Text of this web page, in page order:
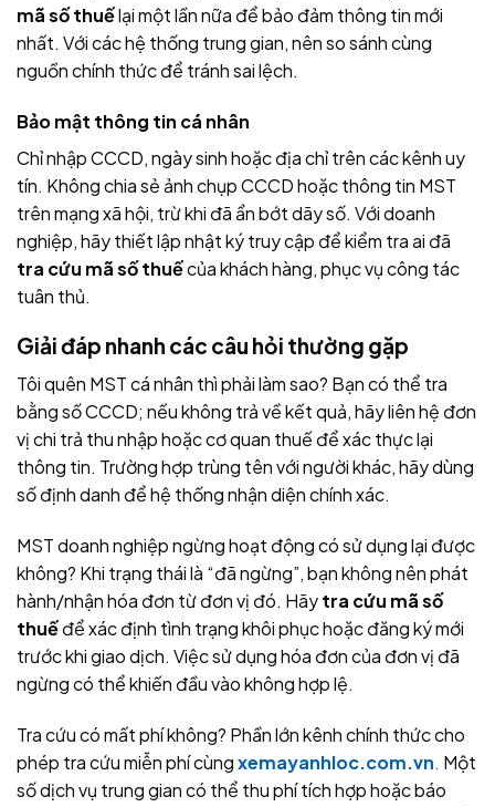
mã số thuếlại một lần nữa để bảo đảm thông tin mới
nhất. Với các hệ thống trung gian, nên so sánh cùng
nguồn chính thức để tránh sai lệch.
Bảo mật thông tin cá nhân
Chỉ nhập CCCD, ngày sinh hoặc địa chỉ trên các kênh uy
tín. Không chia sẻ ảnh chụp CCCD hoặc thông tin MST
trên mạng xã hội, trừ khi đã ẩn bớt dãy số. Với doanh
nghiệp, hãy thiết lập nhật ký truy cập để kiểm tra ai đã
tra cứu mã số thuếcủa khách hàng, phục vụ công tác
tuân thủ.
Giải đáp nhanh các câu hỏi thường gặp
Tôi quên MST cá nhân thì phải làm sao? Bạn có thể tra
bằng số CCCD; nếu không trả về kết quả, hãy liên hệ đơn
vị chi trả thu nhập hoặc cơ quan thuế để xác thực lại
thông tin. Trường hợp trùng tên với người khác, hãy dùng
số định danh để hệ thống nhận diện chính xác.
MST doanh nghiệp ngừng hoạt động có sử dụng lại được
không? Khi trạng thái là “đã ngừng”, bạn không nên phát
hành/nhận hóa đơn từ đơn vị đó. Hãytra cứu mã số
thuếđể xác định tình trạng khôi phục hoặc đăng ký mới
trước khi giao dịch. Việc sử dụng hóa đơn của đơn vị đã
ngừng có thể khiến đầu vào không hợp lệ.
Tra cứu có mất phí không? Phần lớn kênh chính thức cho
phép tra cứu miễn phí cùngxemayanhloc.com.vn. Một
số dịch vụ trung gian có thể thu phí tích hợp hoặc báo